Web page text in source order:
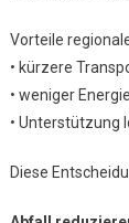
Vorteile
• kürzere
• weniger
• Unterstützung
Diese